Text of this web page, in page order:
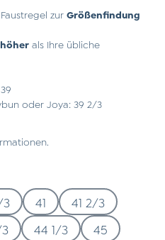
zur Größenfindung
als Ihre übliche
oder Joya: 39 2/3
3 41
41 2/3
44 1/3
45